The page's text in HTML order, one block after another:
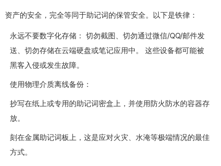
资产的安全，完全等同于助记词的保管安全。以下是铁律：
永远不要数字化存储： 切勿截图、切勿通过微信/QQ/邮件发
送、切勿存储在云端硬盘或笔记应用中。 这些设备都可能被
黑客入侵或发生故障。
使用物理介质离线备份：
抄写在纸上或专用的助记词密盒上，并使用防火防水的容器存
放。
刻在金属助记词板上，这是应对火灾、水淹等极端情况的最佳
方式。